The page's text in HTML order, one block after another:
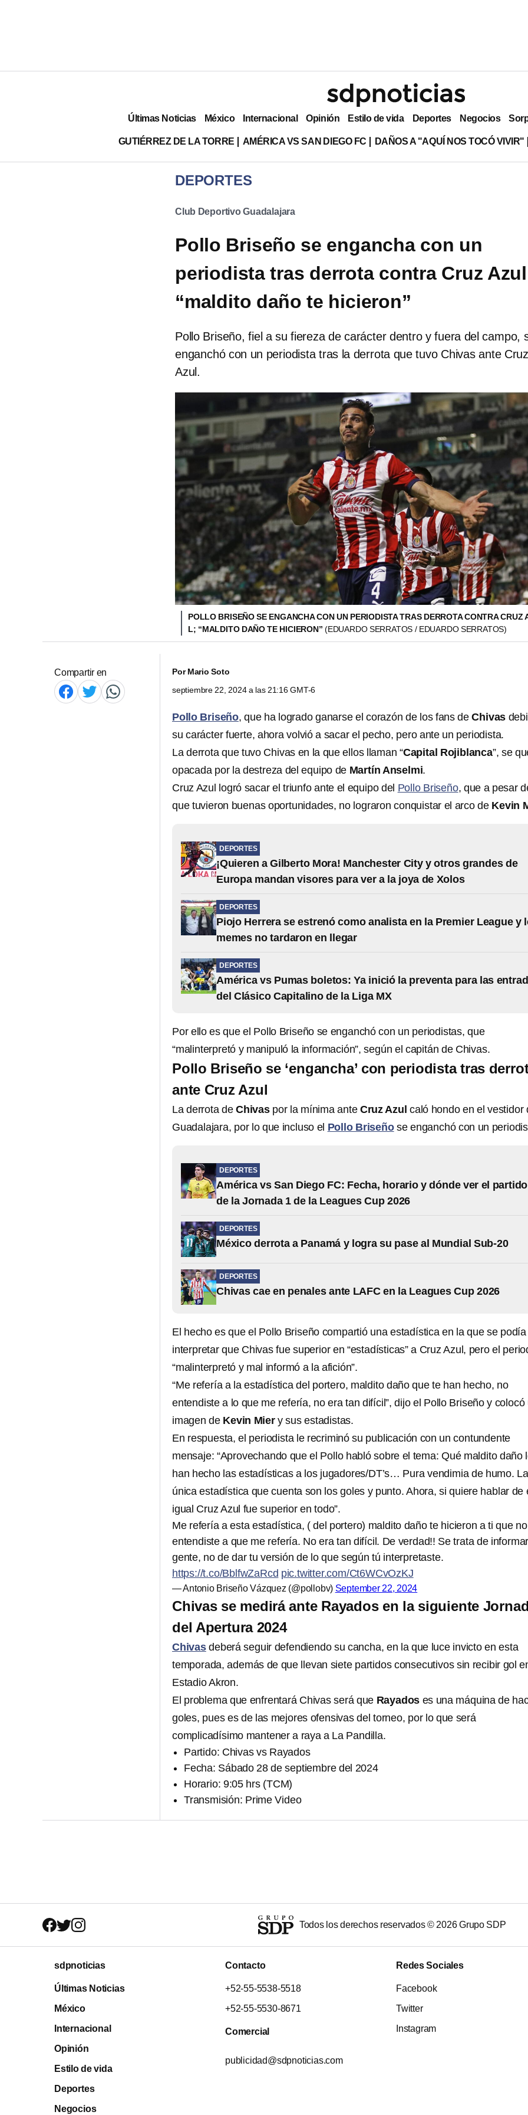
Últimas Noticias México Internacional Opinión Estilo de vida Deportes Negocios
GUTIÉRREZ DE LA TORRE AMÉRICA VS SAN DIEGO FC DAÑOS A "AQUÍ NOS TOCÓ VIVIR"
DEPORTES
Club Deportivo Guadalajara
Pollo Briseño se engancha con un
periodista tras derrota contra Cruz
“maldito daño te hicieron”
Pollo Briseño, fiel a su fiereza de carácter dentro y fuera del campo,
enganchó con un periodista tras la derrota que tuvo Chivas ante Cruz
Azul.
POLLO BRISEÑO SE ENGANCHA CON UN PERIODISTA TRAS DERROTA CONTRA CRUZ
L; “MALDITO DAÑO TE HICIERON”(EDUARDO SERRATOS / EDUARDO SERRATOS)
Compartir en PorMario Soto
septiembre 22, 2024 a las 21:16 GMT-6
Pollo Briseño, que ha logrado ganarse el corazón de los fans deChivas
su carácter fuerte, ahora volvió a sacar el pecho, pero ante un periodista.
La derrota que tuvo Chivas en la que ellos llaman “Capital Rojiblanca”, se
opacada por la destreza del equipo de Martín Anselmi.
Cruz Azul logró sacar el triunfo ante el equipo del Pollo Briseño, que a pesar
que tuvieron buenas oportunidades, no lograron conquistar el arco de Kevin
DEPORTES
¡Quieren a Gilberto Mora! Manchester City y otros grandes de
Europa mandan visores para ver a la joya de Xolos
DEPORTES
Piojo Herrera se estrenó como analista en la Premier League y
memes no tardaron en llegar
DEPORTES
América vs Pumas boletos: Ya inició la preventa para las
del Clásico Capitalino de la Liga MX
Por ello es que el Pollo Briseño se enganchó con un periodistas, que
“malinterpretó y manipuló la información”, según el capitán de Chivas.
Pollo Briseño se ‘engancha’ con periodista tras
ante Cruz Azul
La derrota de Chivaspor la mínima ante Cruz Azul caló hondo en el vestidor
Guadalajara, por lo que incluso el Pollo Briseñose enganchó con un
DEPORTES
América vs San Diego FC: Fecha, horario y dónde ver el partido
de la Jornada 1 de la Leagues Cup 2026
DEPORTES
México derrota a Panamá y logra su pase al Mundial Sub-20
DEPORTES
Chivas cae en penales ante LAFC en la Leagues Cup 2026
El hecho es que el Pollo Briseño compartió una estadística en la que se podía
interpretar que Chivas fue superior en “estadísticas” a Cruz Azul, pero el
“malinterpretó y mal informó a la afición”.
“Me refería a la estadística del portero, maldito daño que te han hecho, no
entendiste a lo que me refería, no era tan difícil”, dijo el Pollo Briseño y colocó
imagen de Kevin Miery sus estadistas.
En respuesta, el periodista le recriminó su publicación con un contundente
mensaje: “Aprovechando que el Pollo habló sobre el tema: Qué maldito daño
han hecho las estadísticas a los jugadores/DT’s… Pura vendimia de humo. La
única estadística que cuenta son los goles y punto. Ahora, si quiere hablar de
igual Cruz Azul fue superior en todo”.
Me refería a esta estadística, ( del portero) maldito daño te hicieron a ti que no
entendiste a que me refería. No era tan difícil. De verdad!! Se trata de
gente, no de dar tu versión de lo que según tú interpretaste.
https://t.co/BblfwZaRcd pic.twitter.com/Ct6WCvOzKJ
— Antonio Briseño Vázquez (@pollobv) September 22, 2024
Chivas se medirá ante Rayados en la siguiente
del Apertura 2024
Chivasdeberá seguir defendiendo su cancha, en la que luce invicto en esta
temporada, además de que llevan siete partidos consecutivos sin recibir gol
Estadio Akron.
El problema que enfrentará Chivas será que Rayados es una máquina de
goles, pues es de las mejores ofensivas del torneo, por lo que será
complicadísimo mantener a raya a La Pandilla.
Partido: Chivas vs Rayados
Fecha: Sábado 28 de septiembre del 2024
Horario: 9:05 hrs (TCM)
Transmisión: Prime Video
Todos los derechos reservados © 2026Grupo SDP
sdpnoticias
Últimas Noticias
México
Internacional
Opinión
Estilo de vida
Deportes
Negocios
Contacto
+52-55-5538-5518
+52-55-5530-8671
Comercial
publicidad@sdpnoticias.com
Redes Sociales
Facebook
Twitter
Instagram